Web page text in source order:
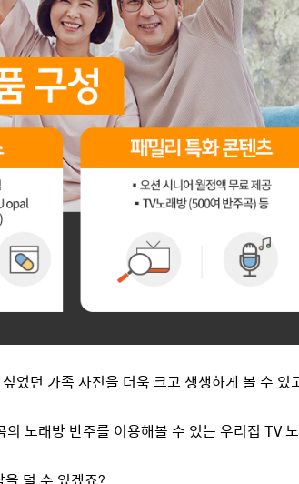
었던 가족 사진을 더욱 크고 생생하게 볼 수 있
노래방 반주를 이용해볼 수 있는 우리집 TV